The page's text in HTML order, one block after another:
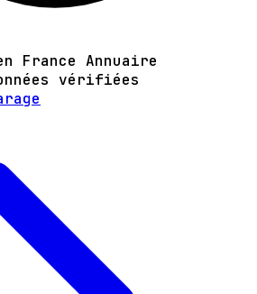
France Annuaire
vérifiées